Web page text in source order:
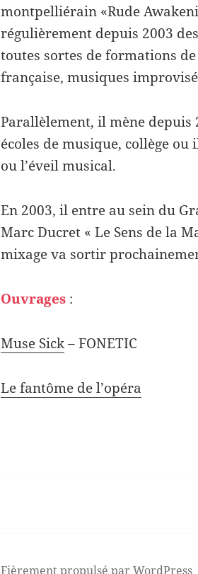
montpelliérain «Rude
régulièrement depuis 2003
toutes sortes de formations
française, musiques
Parallèlement, il mène depuis
écoles de musique, collège
ou l’éveil musical.
En 2003, il entre au sein du
Marc Ducret « Le Sens de la
mixage va sortir
Ouvrages :
Muse Sick– FONETIC
Le fantôme de l’opéra
Fièrement propulsé par WordPress